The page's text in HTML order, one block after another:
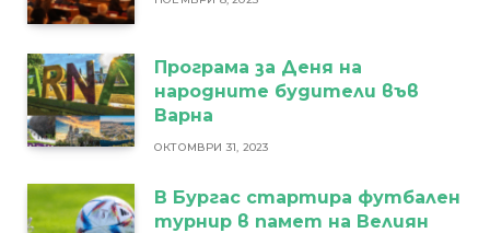
Програма за Деня на
народните будители във
Варна
ОКТОМВРИ 31, 2023
В Бургас стартира футбален
турнир в памет на Велиян